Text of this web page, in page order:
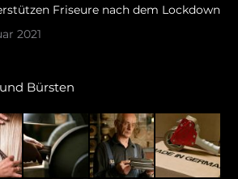
Friseure nach dem Lockdown
2021
Bürsten